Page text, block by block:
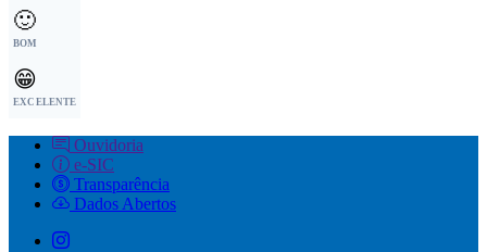
🙂
BOM
😁
EXCELENTE
Ouvidoria
e-SIC
Transparência
Dados Abertos